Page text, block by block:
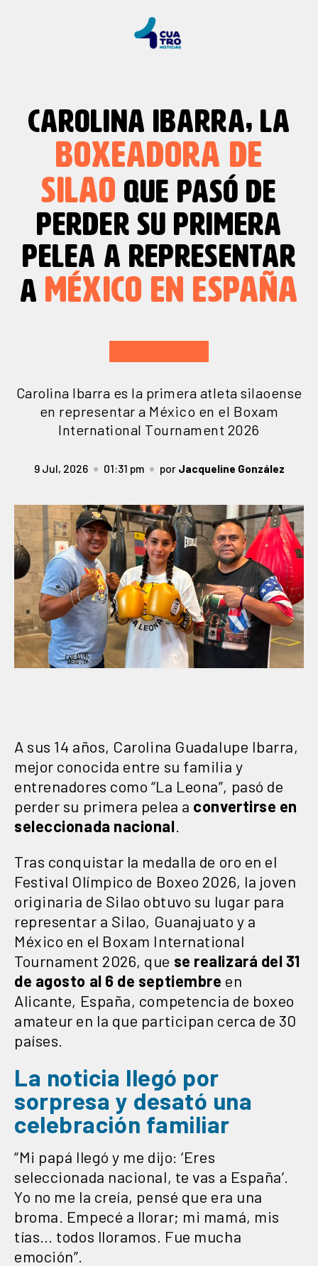
CAROLINA IBARRA, LA
BOXEADORA DE
SILAO QUE PASÓ DE
PERDER SU PRIMERA
PELEA A REPRESENTAR
A MÉXICO EN ESPAÑA
Carolina Ibarra es la primera atleta silaoense
en representar a México en el Boxam
International Tournament 2026
9 Jul, 2026 01:31 pm por Jacqueline González
A sus 14 años, Carolina Guadalupe Ibarra,
mejor conocida entre su familia y
entrenadores como “La Leona”, pasó de
perder su primera pelea a convertirse en
seleccionada nacional
Tras conquistar la medalla de oro en el
Festival Olímpico de Boxeo 2026, la joven
originaria de Silao obtuvo su lugar para
representar a Silao, Guanajuato y a
México en el Boxam International
Tournament 2026, que se realizará del 31
de agosto al 6 de septiembre en
Alicante, España, competencia de boxeo
amateur en la que participan cerca de 30
países.
La noticia llegó por
sorpresa y desató una
celebración familiar
“Mi papá llegó y me dijo: ‘Eres
seleccionada nacional, te vas a España’.
Yo no me la creía, pensé que era una
broma. Empecé a llorar; mi mamá, mis
tías… todos lloramos. Fue mucha
emoción”.